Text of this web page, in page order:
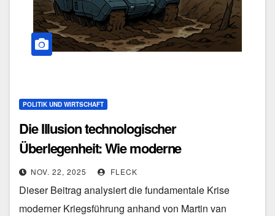
POLITIK UND WIRTSCHAFT
Die Illusion technologischer
Überlegenheit: Wie moderne
Kriegsführung an ihren eigenen
Widersprüchen scheitert
NOV. 22, 2025 FLECK
Dieser Beitrag analysiert die fundamentale Krise
moderner Kriegsführung anhand von Martin van